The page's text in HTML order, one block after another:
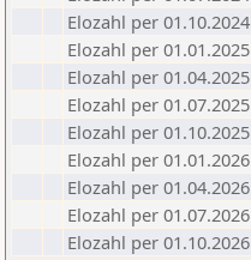
Elozahl per 01.10.2024
Elozahl per 01.01.2025
Elozahl per 01.04.2025
Elozahl per 01.07.2025
Elozahl per 01.10.2025
Elozahl per 01.01.2026
Elozahl per 01.04.2026
Elozahl per 01.07.2026
Elozahl per 01.10.2026